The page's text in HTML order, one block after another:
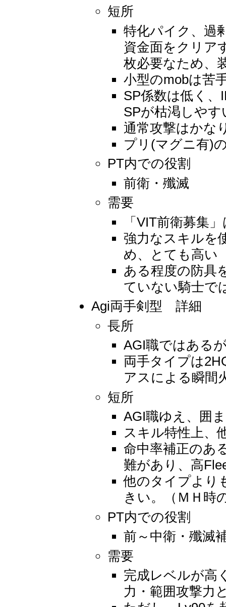
短所
特化パイク、過
資金面をクリ
枚必要なため、
小型のmobは苦
SP係数は低く
SPが枯渇しやす
通常攻撃はかな
プリ(マグニ有)
PT内での役割
前衛・殲滅
需要
「VIT前衛募集
強力なスキルを
め、とても高い
ある程度の防具
ていない騎士で
Agi両手剣型 詳細
長所
AGI職ではある
両手タイプは
アスによる瞬間
短所
AGI職ゆえ、囲
スキル特性上、
命中率補正のあ
難があり、高
他のタイプより
きい。（ＭＨ時
PT内での役割
前～中衛・殲滅
需要
完成レベルが高
力・範囲攻撃力